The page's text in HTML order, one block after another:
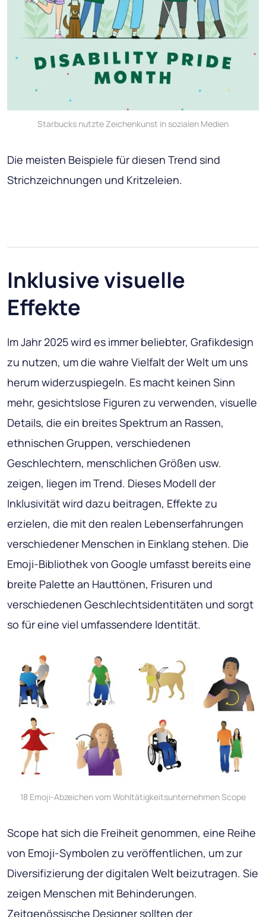
Starbucks nutzte Zeichenkunst in sozialen Medien
Die meisten Beispiele für diesen Trend sind
Strichzeichnungen und Kritzeleien.
Inklusive visuelle
Effekte
Im Jahr 2025 wird es immer beliebter, Grafikdesign
zu nutzen, um die wahre Vielfalt der Welt um uns
herum widerzuspiegeln. Es macht keinen Sinn
mehr, gesichtslose Figuren zu verwenden, visuelle
Details, die ein breites Spektrum an Rassen,
ethnischen Gruppen, verschiedenen
Geschlechtern, menschlichen Größen usw.
zeigen, liegen im Trend. Dieses Modell der
Inklusivität wird dazu beitragen, Effekte zu
erzielen, die mit den realen Lebenserfahrungen
verschiedener Menschen in Einklang stehen. Die
Emoji-Bibliothek von Google umfasst bereits eine
breite Palette an Hauttönen, Frisuren und
verschiedenen Geschlechtsidentitäten und sorgt
so für eine viel umfassendere Identität.
18 Emoji-Abzeichen vom Wohltätigkeitsunternehmen Scope
Scope hat sich die Freiheit genommen, eine Reihe
von Emoji-Symbolen zu veröffentlichen, um zur
Diversifizierung der digitalen Welt beizutragen. Sie
zeigen Menschen mit Behinderungen.
Zeitgenössische Designer sollten der